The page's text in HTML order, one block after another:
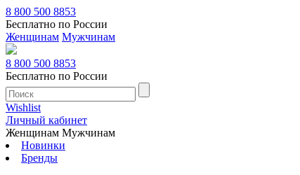
8 800 500 8853
Бесплатно по России
Женщинам Мужчинам
8 800 500 8853
Бесплатно по России
Wishlist
Личный кабинет
Женщинам Мужчинам
Новинки
Бренды